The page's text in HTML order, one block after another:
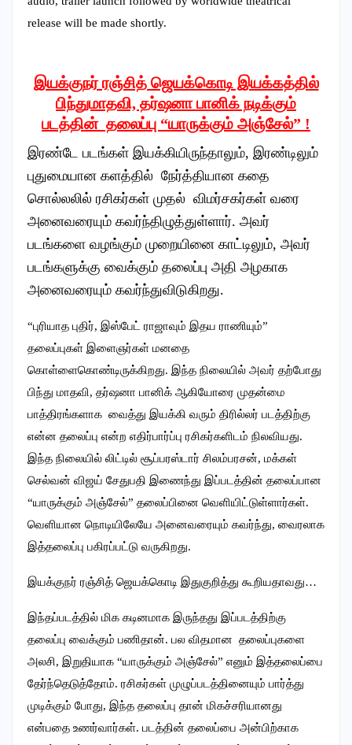
release will be made shortly.
இயக்குநர் ரஞ்சித் ஜெயக்கொடி இயக்கத்தில்
பிந்துமாதவி, தர்ஷனா பானிக் நடிக்கும்
படத்தின் தலைப்பு “யாருக்கும் அஞ்சேல்” !
இரண்டே படங்கள் இயக்கியிருந்தாலும், இரண்டிலும்
புதுமையான களத்தில் நேர்த்தியான கதை
சொல்லலில் ரசிகர்கள் முதல் விமர்சகர்கள் வரை
அனைவரையும் கவர்ந்திழுத்துள்ளார். அவர்
படங்களை வழங்கும் முறையினை காட்டிலும், அவர்
படங்களுக்கு வைக்கும் தலைப்பு அதி அழகாக
அனைவரையும் கவர்ந்துவிடுகிறது.
“புரியாத புதிர், இஸ்பேட் ராஜாவும் இதய ராணியும்”
தலைப்புகள் இளைஞர்கள் மனதை
கொள்ளைகொண்டிருக்கிறது. இந்த நிலையில் அவர் தற்போது
பிந்து மாதவி, தர்ஷனா பானிக் ஆகியோரை முதன்மை
பாத்திரங்களாக வைத்து இயக்கி வரும் திரில்லர் படத்திற்கு
என்ன தலைப்பு என்ற எதிர்பார்ப்பு ரசிகர்களிடம் நிலவியது.
இந்த நிலையில் லிட்டில் சூப்பரஸ்டார் சிலம்பரசன், மக்கள்
செல்வன் விஜய் சேதுபதி இணைந்து இப்படத்தின் தலைப்பான
“யாருக்கும் அஞ்சேல்” தலைப்பினை வெளியிட்டுள்ளார்கள்.
வெளியான நொடியிலேயே அனைவரையும் கவர்ந்து, வைரலாக
இத்தலைப்பு பகிரப்பட்டு வருகிறது.
இயக்குநர் ரஞ்சித் ஜெயக்கொடி இதுகுறித்து கூறியதாவது…
இந்தப்படத்தில் மிக கடினமாக இருந்தது இப்படத்திற்கு
தலைப்பு வைக்கும் பணிதான். பல விதமான தலைப்புகளை
அலசி, இறுதியாக “யாருக்கும் அஞ்சேல்” எனும் இத்தலைப்பை
தேர்ந்தெடுத்தோம். ரசிகர்கள் முழுப்படத்தினையும் பார்த்து
முடிக்கும் போது, இந்த தலைப்பு தான் மிகச்சரியானது
என்பதை உணர்வார்கள். படத்தின் தலைப்பை அன்பிற்காக